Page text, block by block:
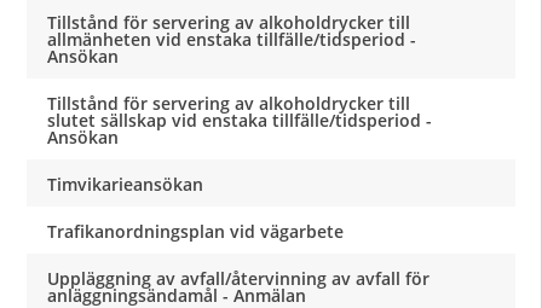
Tillstånd för servering av alkoholdrycker till
allmänheten vid enstaka tillfälle/tidsperiod -
Ansökan
Tillstånd för servering av alkoholdrycker till
slutet sällskap vid enstaka tillfälle/tidsperiod -
Ansökan
Timvikarieansökan
Trafikanordningsplan vid vägarbete
Uppläggning av avfall/återvinning av avfall för
anläggningsändamål - Anmälan